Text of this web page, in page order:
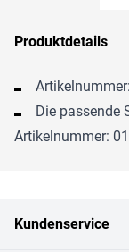
Produktdetails
Die passende
Artikelnummer:
Kundenservice